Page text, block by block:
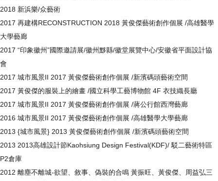
2018 新浜樂/众藝術
2017 再建構RECONSTRUCTION 2018 黃俊傑藝術創作個展 /高雄醫學
大學藝廊
2017 “印象徽州”國際邀請展/徽州黟縣/徽堂展覽中心/安徽省平面設計協
會
2017 城市風景II 2017 黃俊傑藝術創作個展 /新濱碼頭藝術空間
2017 黃俊傑的服裝上的繪畫 /國立科學工藝博物館 4F 衣技織長廳
2017 城市風景II 2017 黃俊傑藝術創作個展 /蔣公行館西灣藝廊
2016 城市風景II 2017 黃俊傑藝術創作個展 /高雄醫學大學藝廊
2013 {城市風景} 2013 黃俊傑藝術創作個展 /新濱碼頭藝術空間
2013 2013高雄設計節Kaohsiung Design Festival(KDF)/ 駁二藝術特區
P2倉庫
2012 離塵不離城-欲望、敘事、偽裝的合鳴 黃振旺、黃俊傑、周益弘三